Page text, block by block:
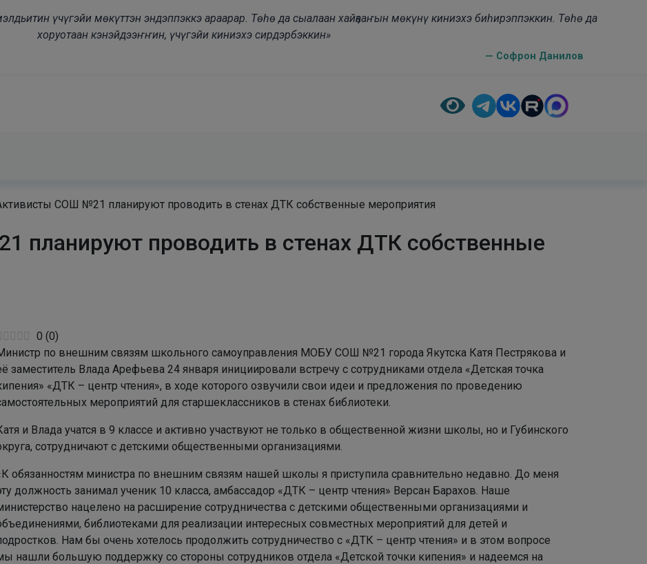
мэлдьитин үчүгэйи мөкүттэн эндэппэккэ араарар. Төһө да сыалаан хайҕааҥын мөкүнү киниэхэ биһирэппэккин. Төһө да
хоруотаан кэнэйдээҥҥин, үчүгэйи киниэхэ сирдэрбэккин»
— Софрон Данилов
СОШ №21 планируют проводить в стенах ДТК собственные мероприятия
планируют проводить в стенах ДТК собственные
0 (0)
по внешним связям школьного самоуправления МОБУ СОШ №21 города Якутска Катя Пестрякова и
заместитель Влада Арефьева 24 января инициировали встречу с сотрудниками отдела «Детская точка
«ДТК – центр чтения», в ходе которого озвучили свои идеи и предложения по проведению
мероприятий для старшеклассников в стенах библиотеки.
и Влада учатся в 9 классе и активно участвуют не только в общественной жизни школы, но и Губинского
сотрудничают с детскими общественными организациями.
обязанностям министра по внешним связям нашей школы я приступила сравнительно недавно. До меня
должность занимал ученик 10 класса, амбассадор «ДТК – центр чтения» Версан Барахов. Наше
нацелено на расширение сотрудничества с детскими общественными организациями и
библиотеками для реализации интересных совместных мероприятий для детей и
Нам бы очень хотелось продолжить сотрудничество с «ДТК – центр чтения» и в этом вопросе
нашли большую поддержку со стороны сотрудников отдела «Детской точки кипения» и надеемся на